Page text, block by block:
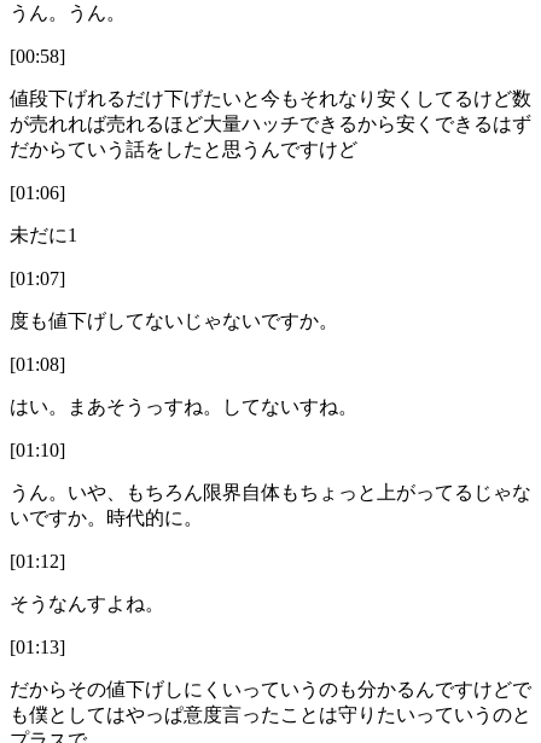
うん。うん。
[00:58]
値段下げれるだけ下げたいと今もそれなり安くしてるけど数
が売れれば売れるほど大量ハッチできるから安くできるはず
だからていう話をしたと思うんですけど
[01:06]
未だに1
[01:07]
度も値下げしてないじゃないですか。
[01:08]
はい。まあそうっすね。してないすね。
[01:10]
うん。いや、もちろん限界自体もちょっと上がってるじゃな
いですか。時代的に。
[01:12]
そうなんすよね。
[01:13]
だからその値下げしにくいっていうのも分かるんですけどで
も僕としてはやっぱ意度言ったことは守りたいっていうのと